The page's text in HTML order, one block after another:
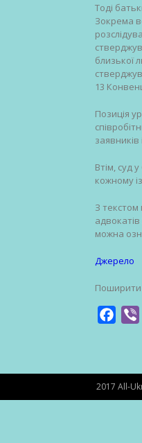
Тоді
Зокрема
близької
13
Позиція
Втім, суд
кожному
З текстом
можна
Джерело
2017 All-